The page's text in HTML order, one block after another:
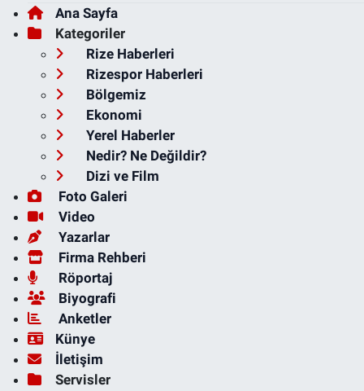
Ana Sayfa
Kategoriler
Rize Haberleri
Rizespor Haberleri
Bölgemiz
Ekonomi
Yerel Haberler
Nedir? Ne Değildir?
Dizi ve Film
Foto Galeri
Video
Yazarlar
Firma Rehberi
Röportaj
Biyografi
Anketler
Künye
İletişim
Servisler